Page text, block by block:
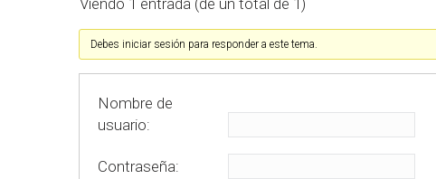
Viendo 1 entrada (de un total de 1)
Debes iniciar sesión para responder a este tema.
Nombre de
usuario:
Contraseña: